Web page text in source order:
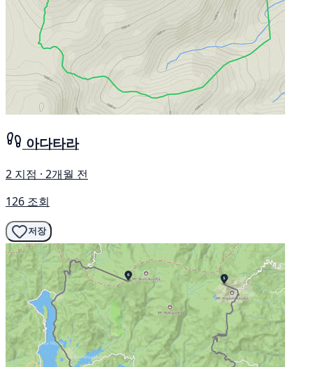
아다타라
2 지점 · 2개월 전
126 조회
저장